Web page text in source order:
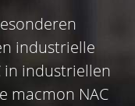
industrielle
in industriellen
macmon NAC